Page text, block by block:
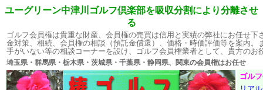
ユーグリーン中津川ゴルフ倶楽部を吸収分割により分離させ
る
ゴルフ会員権は貴重な財産、会員権の売買は信用と実績の弊社にお任せ
金対策、相続、会員権の相談（預託金償還）、価格・時価評価等を案内
手がいない等の相談コーナーを設け、ゴルフ会員権業者として、貴方のお
埼玉県・群馬県・栃木県・茨城県・千葉県・静岡県、関東の会員権
ゴル